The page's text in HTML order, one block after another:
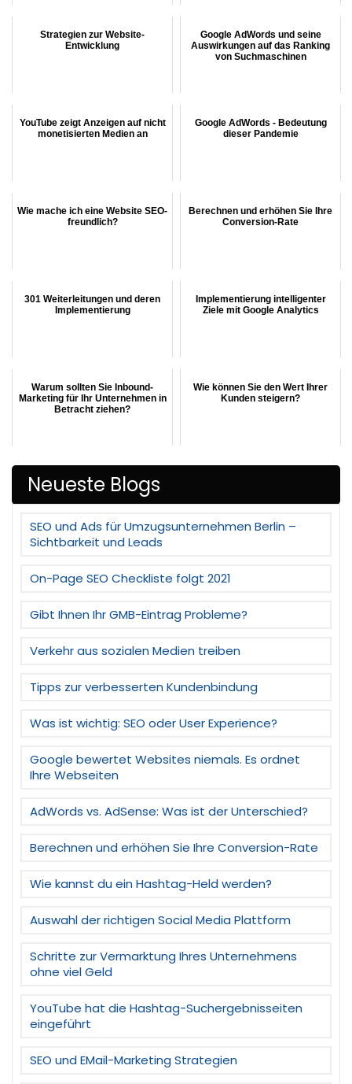
Strategien zur Website-
Entwicklung
Google AdWords und seine
Auswirkungen auf das Ranking
von Suchmaschinen
YouTube zeigt Anzeigen auf nicht
monetisierten Medien an
Google AdWords - Bedeutung
dieser Pandemie
Wie mache ich eine Website SEO-
freundlich?
Berechnen und erhöhen Sie Ihre
Conversion-Rate
301 Weiterleitungen und deren
Implementierung
Implementierung intelligenter
Ziele mit Google Analytics
Warum sollten Sie Inbound-
Marketing für Ihr Unternehmen in
Betracht ziehen?
Wie können Sie den Wert Ihrer
Kunden steigern?
Neueste Blogs
SEO und Ads für Umzugsunternehmen Berlin –
Sichtbarkeit und Leads
On-Page SEO Checkliste folgt 2021
Gibt Ihnen Ihr GMB-Eintrag Probleme?
Verkehr aus sozialen Medien treiben
Tipps zur verbesserten Kundenbindung
Was ist wichtig: SEO oder User Experience?
Google bewertet Websites niemals. Es ordnet
Ihre Webseiten
AdWords vs. AdSense: Was ist der Unterschied?
Berechnen und erhöhen Sie Ihre Conversion-Rate
Wie kannst du ein Hashtag-Held werden?
Auswahl der richtigen Social Media Plattform
Schritte zur Vermarktung Ihres Unternehmens
ohne viel Geld
YouTube hat die Hashtag-Suchergebnisseiten
eingeführt
SEO und EMail-Marketing Strategien